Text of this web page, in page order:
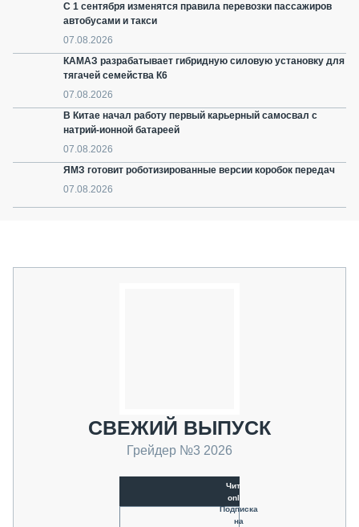
С 1 сентября изменятся правила перевозки пассажиров
автобусами и такси
07.08.2026
КАМАЗ разрабатывает гибридную силовую установку для
тягачей семейства К6
07.08.2026
В Китае начал работу первый карьерный самосвал с
натрий-ионной батареей
07.08.2026
ЯМЗ готовит роботизированные версии коробок передач
07.08.2026
СВЕЖИЙ ВЫПУСК
Грейдер №3 2026
Читать
online
Подписка
на